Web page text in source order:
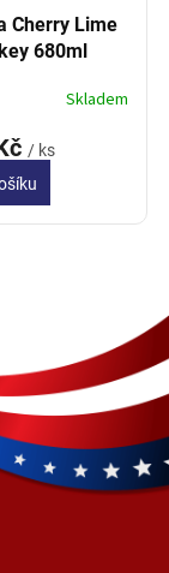
Cherry Lime
680ml
Skladem
/ ks